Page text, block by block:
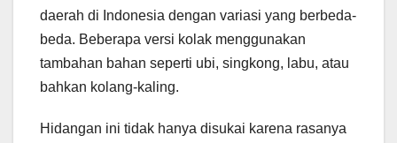
daerah di Indonesia dengan variasi yang berbeda-
beda. Beberapa versi kolak menggunakan
tambahan bahan seperti ubi, singkong, labu, atau
bahkan kolang-kaling.
Hidangan ini tidak hanya disukai karena rasanya